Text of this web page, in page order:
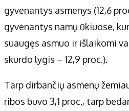
gyvenantys asmenys (12,6
gyvenantys namų ūkiuose,
suaugęs asmuo ir išlaikomi
skurdo lygis – 12,9 proc.).
Tarp dirbančių asmenų
ribos buvo 3,1 proc., tarp